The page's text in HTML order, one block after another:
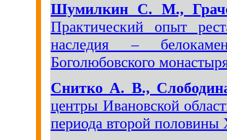
Шумилкин С. М.,
Практический опыт
наследия –
Боголюбовского
Снитко А. В.,
центры Ивановской
периода второй